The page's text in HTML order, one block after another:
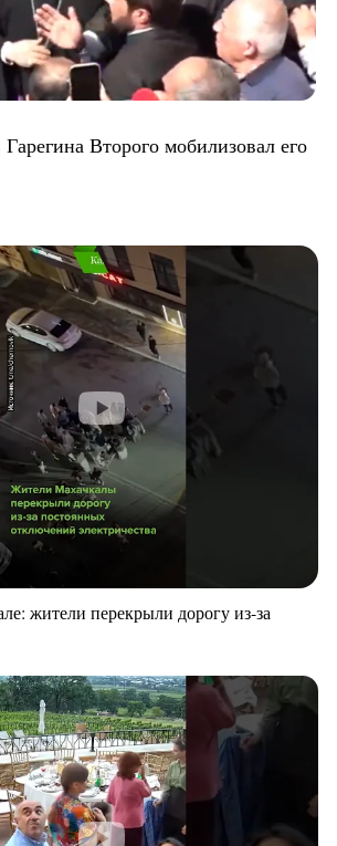
Второго мобилизовал его
жители перекрыли дорогу из-за